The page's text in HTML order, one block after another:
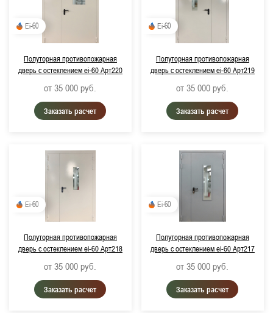
Ei-60
Полуторная противопожарная
дверь с остеклением ei-60 Арт220
от 35 000 руб.
Заказать расчет
Ei-60
Полуторная противопожарная
дверь с остеклением ei-60 Арт219
от 35 000 руб.
Заказать расчет
Ei-60
Полуторная противопожарная
дверь с остеклением ei-60 Арт218
от 35 000 руб.
Заказать расчет
Ei-60
Полуторная противопожарная
дверь с остеклением ei-60 Арт217
от 35 000 руб.
Заказать расчет